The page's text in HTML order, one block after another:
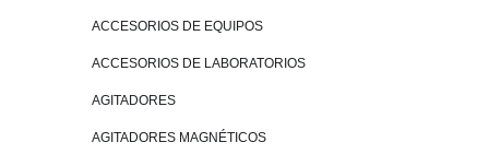
ACCESORIOS DE EQUIPOS
ACCESORIOS DE LABORATORIOS
AGITADORES
AGITADORES MAGNÉTICOS